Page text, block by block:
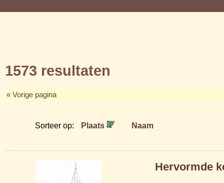
1573 resultaten
« Vorige pagina
Sorteer op: Plaats Naam
Hervormde